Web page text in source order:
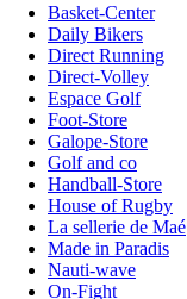
Basket-Center
Daily Bikers
Direct Running
Direct-Volley
Espace Golf
Foot-Store
Galope-Store
Golf and co
Handball-Store
House of Rugby
La sellerie de Maé
Made in Paradis
Nauti-wave
On-Fight